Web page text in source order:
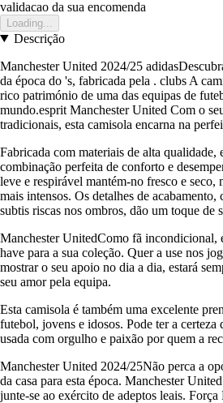
validacao da sua encomenda
Loading...
Descrição
Manchester United 2024/25
da época do 's, fabricada pela . clubs A
rico património de uma das equipas de
mundo.esprit Manchester United Com o
tradicionais, esta camisola encarna na
Fabricada com materiais de alta qualidade,
combinação perfeita de conforto e
leve e respirável mantém-no fresco e seco,
mais intensos. Os detalhes de
subtis riscas nos ombros, dão um toque de
Manchester UnitedComo fã incondicional,
have para a sua coleção. Quer a use nos
mostrar o seu apoio no dia a dia, estará
seu amor pela equipa.
Esta camisola é também uma excelente
futebol, jovens e idosos. Pode ter a certeza
usada com orgulho e paixão por quem a
Manchester United 2024/25Não perca a
da casa para esta época. Manchester
junte-se ao exército de adeptos leais.